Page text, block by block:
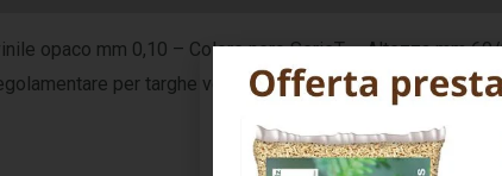
opaco mm 0,10 – Colore nero SerieT – Altezza mm
per targhe veicoli: h 60 agricoli h80